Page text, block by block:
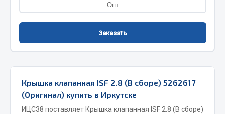
Угольники
Весь раздел
Опт
Заказать
Крышка клапанная ISF 2.8 (В сборе) 5262617
(Оригинал) купить в Иркутске
ИЦС38 поставляет Крышка клапанная ISF 2.8 (В сборе)